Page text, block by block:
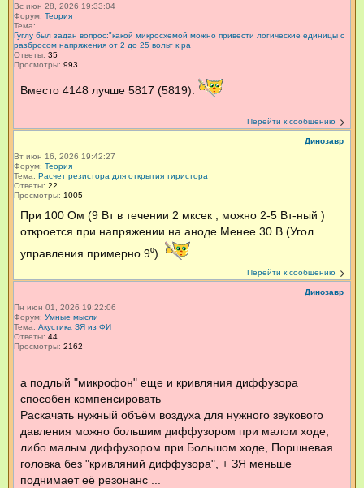
Вс июн 28, 2026 19:33:04
Форум: Теория
Тема:
Гуглу был задан вопрос:"какой микросхемой можно привести логические единицы с
разбросом напряжения от 2 до 25 вольт к ра
Ответы: 35
Просмотры: 993
Вместо 4148 лучше 5817 (5819).
Перейти к сообщению
Динозавр
Вт июн 16, 2026 19:42:27
Форум: Теория
Тема: Расчет резистора для открытия тиристора
Ответы: 22
Просмотры: 1005
При 100 Ом (9 Вт в течении 2 мксек , можно 2-5 Вт-ный )
откроется при напряжении на аноде Менее 30 В (Угол
управления примерно 9⁰).
Перейти к сообщению
Динозавр
Пн июн 01, 2026 19:22:06
Форум: Умные мысли
Тема: Акустика ЗЯ из ФИ
Ответы: 44
Просмотры: 2162
а подлый "микрофон" еще и кривляния диффузора
способен компенсировать
Раскачать нужный объём воздуха для нужного звукового
давления можно большим диффузором при малом ходе,
либо малым диффузором при Большом ходе, Поршневая
головка без "кривляний диффузора", + ЗЯ меньше
поднимает её резонанс ...